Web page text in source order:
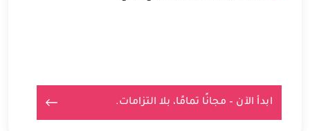
ابدأ الآن – مجانًا تمامًا، بلا التزامات.